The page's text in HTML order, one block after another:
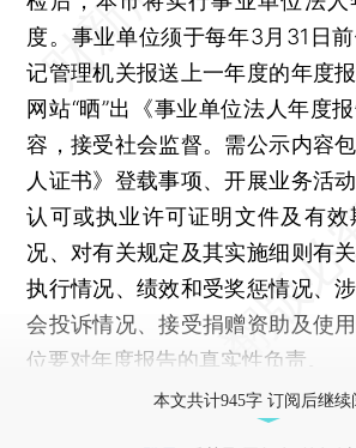
度。事业单位须于每年3月31日
记管理机关报送上一年度的年度
网站“晒”出《事业单位法人年度
容，接受社会监督。需公示内容
人证书》登载事项、开展业务活
认可或执业许可证明文件及有
况、对有关规定及其实施细则有
执行情况、绩效和受奖惩情况、
会投诉情况、接受捐赠资助及使
位要对年度报告的真实性负责。
本文共计945字 订阅后继续